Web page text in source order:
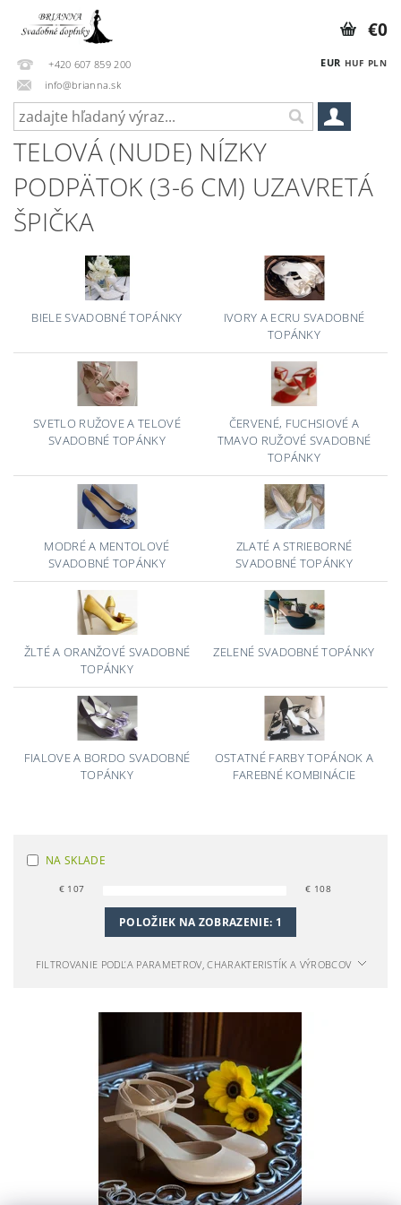
+420 607 859 200
info@brianna.sk
EUR HUF PLN
€0
TELOVÁ (NUDE) NÍZKY
PODPÄTOK (3-6 CM) UZAVRETÁ
ŠPIČKA
BIELE SVADOBNÉ TOPÁNKY
IVORY A ECRU SVADOBNÉ
TOPÁNKY
SVETLO RUŽOVE A TELOVÉ
SVADOBNÉ TOPÁNKY
ČERVENÉ, FUCHSIOVÉ A
TMAVO RUŽOVÉ SVADOBNÉ
TOPÁNKY
MODRÉ A MENTOLOVÉ
SVADOBNÉ TOPÁNKY
ZLATÉ A STRIEBORNÉ
SVADOBNÉ TOPÁNKY
ŽLTÉ A ORANŽOVÉ SVADOBNÉ
TOPÁNKY
ZELENÉ SVADOBNÉ TOPÁNKY
FIALOVE A BORDO SVADOBNÉ
TOPÁNKY
OSTATNÉ FARBY TOPÁNOK A
FAREBNÉ KOMBINÁCIE
NA SKLADE
€ 107 € 108
POLOŽIEK NA ZOBRAZENIE: 1
FILTROVANIE PODĽA PARAMETROV, CHARAKTERISTÍK A VÝROBCOV